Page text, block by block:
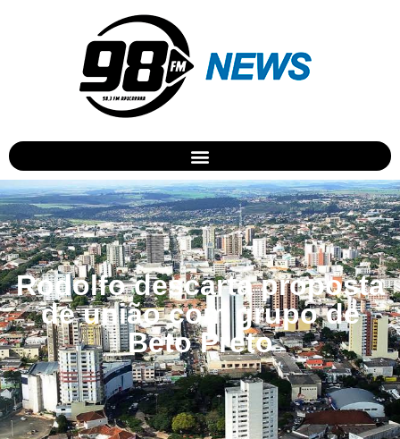
Rodolfo descarta proposta
de união com grupo de
Beto Preto